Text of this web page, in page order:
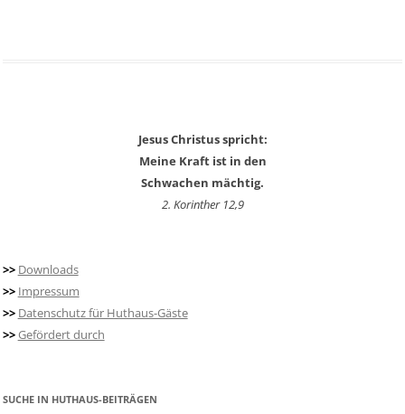
Jesus Christus spricht:
Meine Kraft ist in den
Schwachen mächtig.
2. Korinther 12,9
>> Downloads
>> Impressum
>> Datenschutz für Huthaus-Gäste
>>Gefördert durch
SUCHE IN HUTHAUS-BEITRÄGEN